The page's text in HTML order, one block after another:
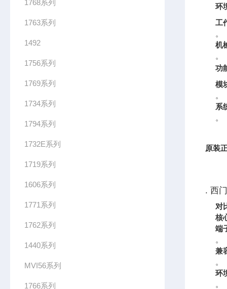
1768系列
1763系列
1492
1756系列
1769系列
1734系列
1794系列
1732E系列
1719系列
1606系列
1771系列
1762系列
1440系列
MVI56系列
1766系列
环
工
。
机
。
功
模
。
系
。
原装
. 西
对
核
端
。
兼
。
环
。